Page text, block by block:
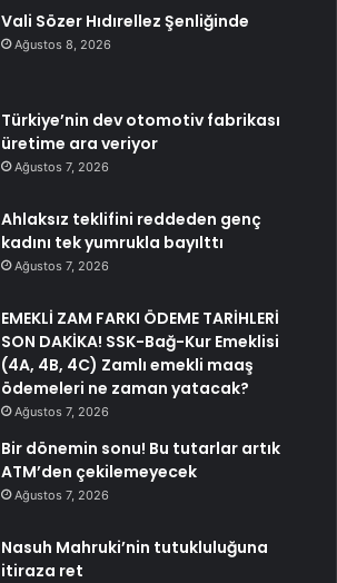
Vali Sözer Hıdırellez Şenliğinde
Ağustos 8, 2026
Türkiye’nin dev otomotiv fabrikası
üretime ara veriyor
Ağustos 7, 2026
Ahlaksız teklifini reddeden genç
kadını tek yumrukla bayılttı
Ağustos 7, 2026
EMEKLİ ZAM FARKI ÖDEME TARİHLERİ
SON DAKİKA! SSK-Bağ-Kur Emeklisi
(4A, 4B, 4C) Zamlı emekli maaş
ödemeleri ne zaman yatacak?
Ağustos 7, 2026
Bir dönemin sonu! Bu tutarlar artık
ATM’den çekilemeyecek
Ağustos 7, 2026
Nasuh Mahruki’nin tutukluluğuna
itiraza ret